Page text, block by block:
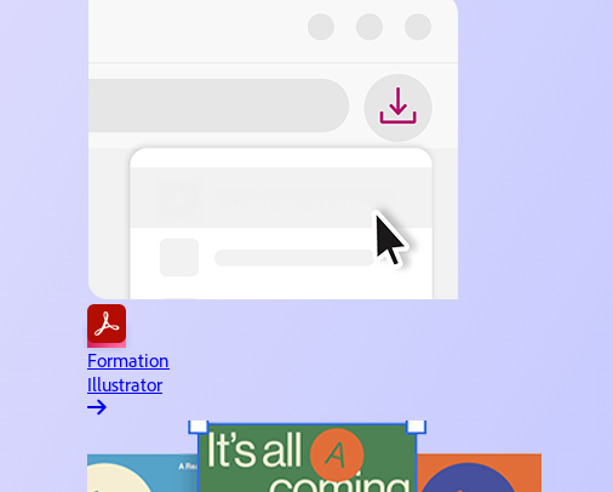
Formation
Illustrator